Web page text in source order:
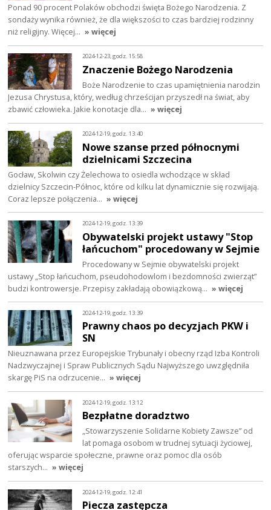
Ponad 90 procent Polaków obchodzi święta Bożego Narodzenia. Z
sondaży wynika również, że dla większości to czas bardziej rodzinny
niż religijny. Więcej… » więcej
2024-12-23, godz. 15:58
Znaczenie Bożego Narodzenia
Boże Narodzenie to czas upamiętnienia narodzin
Jezusa Chrystusa, który, według chrześcijan przyszedł na świat, aby
zbawić człowieka. Jakie konotacje dla… » więcej
2024-12-19, godz. 13:40
Nowe szanse przed północnymi
dzielnicami Szczecina
Gocław, Skolwin czy Żelechowa to osiedla wchodzące w skład
dzielnicy Szczecin-Północ, które od kilku lat dynamicznie się rozwijają.
Coraz lepsze połączenia… » więcej
2024-12-19, godz. 13:39
Obywatelski projekt ustawy "Stop
łańcuchom" procedowany w Sejmie
Procedowany w Sejmie obywatelski projekt
ustawy „Stop łańcuchom, pseudohodowlom i bezdomności zwierząt”
budzi kontrowersje. Przepisy zakładają obowiązkową… » więcej
2024-12-19, godz. 13:39
Prawny chaos po decyzjach PKW i
SN
Nieuznawana przez Europejskie Trybunały i obecny rząd Izba Kontroli
Nadzwyczajnej i Spraw Publicznych Sądu Najwyższego uwzględniła
skargę PiS na odrzucenie… » więcej
2024-12-19, godz. 13:12
Bezpłatne doradztwo
„Stowarzyszenie Solidarne Kobiety Zawsze” od
lat pomaga osobom w trudnej sytuacji życiowej,
oferując wsparcie społeczne, prawne oraz pomoc dla osób
starszych… » więcej
2024-12-19, godz. 12:41
Piecza zastępcza